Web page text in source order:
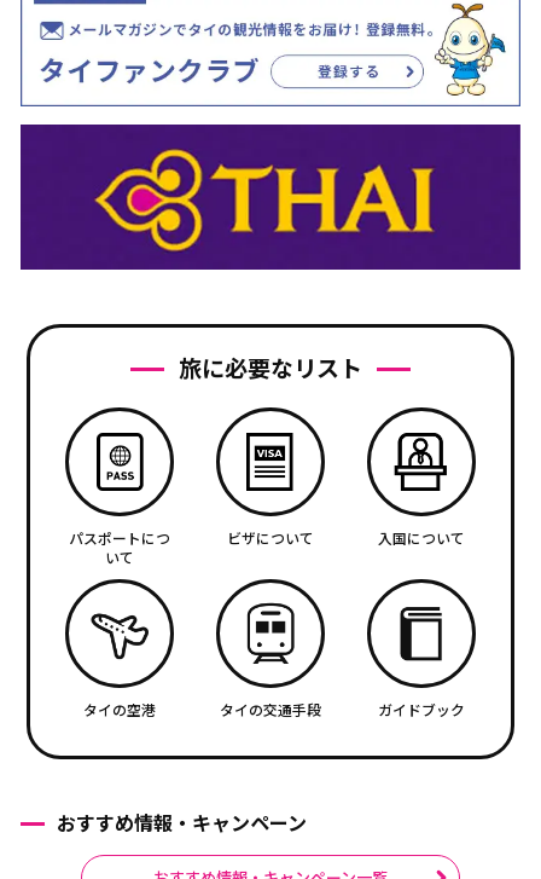
旅に必要なリスト
パスポートにつ
いて
ビザについて 入国について
タイの空港 タイの交通手段 ガイドブック
おすすめ情報・キャンペーン